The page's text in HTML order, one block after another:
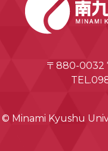
〒880-0032
© Minami Kyushu